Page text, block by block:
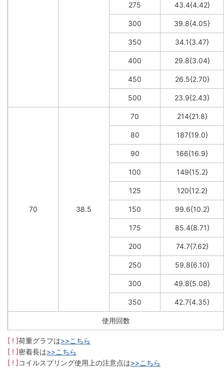
275 43.4{4.42}
300 39.8{4.05}
350 34.1{3.47}
400 29.8{3.04}
450 26.5{2.70}
500 23.9{2.43}
70 38.5
70 214{21.8}
80 187{19.0}
90 166{16.9}
100 149{15.2}
125 120{12.2}
150 99.6{10.2}
175 85.4{8.71}
200 74.7{7.62}
250 59.8{6.10}
300 49.8{5.08}
350 42.7{4.35}
使用回数
[ ! ]荷重グラフは>>こちら
[ ! ]密着長は>>こちら
[ ! ]コイルスプリング使用上の注意点は>>こちら